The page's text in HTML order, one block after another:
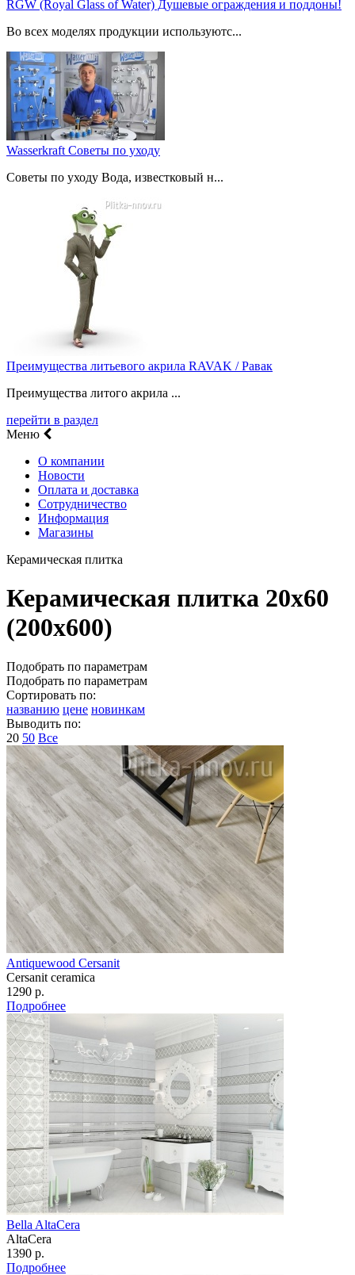
RGW (Royal Glass of Water) Душевые ограждения и поддоны!
Во всех моделях продукции используютс...
Wasserkraft Советы по уходу
Советы по уходу Вода, известковый н...
Преимущества литьевого акрила RAVAK / Равак
Преимущества литого акрила ...
перейти в раздел
Меню
О компании
Новости
Оплата и доставка
Сотрудничество
Информация
Магазины
Керамическая плитка
Керамическая плитка 20х60
(200х600)
Подобрать по параметрам
Подобрать по параметрам
Сортировать по:
названию цене новинкам
Выводить по:
20 50 Все
Antiquewood Cersanit
Cersanit ceramica
1290 р.
Подробнее
Bella AltaCera
AltaCera
1390 р.
Подробнее